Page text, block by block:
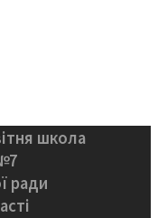
школа
ради